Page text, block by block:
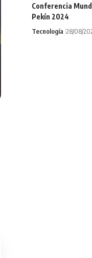
Conferencia
Pekín 2024
Tecnología 28/08/